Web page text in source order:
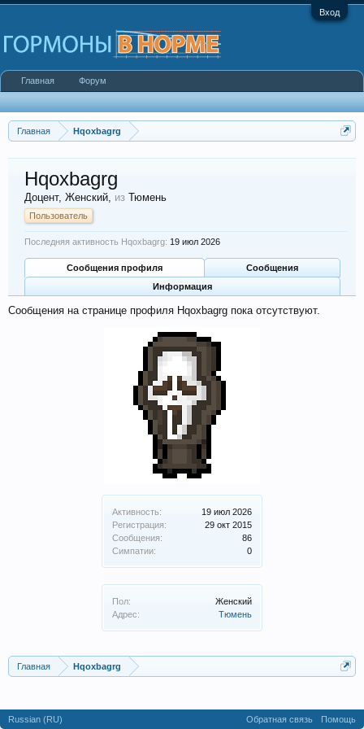
Вход
Главная Hqoxbagrg
Активность:
19 июл 2026
Регистрация:
29 окт 2015
Сообщения:
86
Симпатии:
0
Пол:
Женский
Адрес:
Тюмень
Hqoxbagrg
Доцент, Женский, из Тюмень
Пользователь
Последняя активность Hqoxbagrg: 19 июл 2026
Сообщения профиля
Сообщения
Информация
Сообщения на странице профиля Hqoxbagrg пока отсутствуют.
Главная Hqoxbagrg
Главная Форум
Russian (RU) Обратная связь Помощь